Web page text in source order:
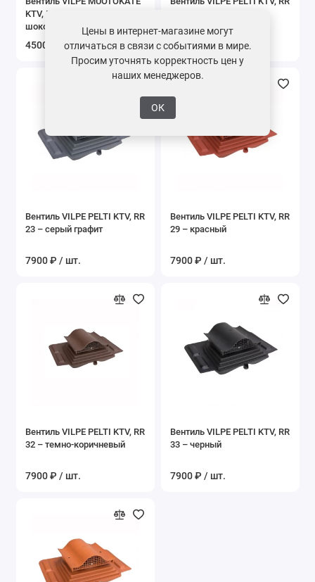
KTV, RR 887– коричневый
шоколад
4500 ₽ / шт. 7900 ₽ / шт.
Вентиль VILPE PELTI KTV, RR
23 – серый графит
7900 ₽ / шт.
Вентиль VILPE PELTI KTV, RR
29 – красный
7900 ₽ / шт.
Вентиль VILPE PELTI KTV, RR
32 – темно-коричневый
7900 ₽ / шт.
Вентиль VILPE PELTI KTV, RR
33 – черный
7900 ₽ / шт.
Цены в интернет-магазине могут
отличаться в связи с событиями в мире.
Просим уточнять корректность цен у
наших менеджеров.
ОК